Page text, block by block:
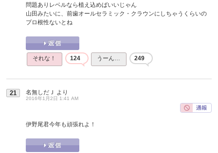
問題ありレベルなら植え込めばいいじゃん
山田みたいに、前歯オールセラミック・クラウンにしちゃうくらいの
プロ根性ないとね
それな！ 124 うーん… 249
21 名無しだＪ より
2016年1月2日 1:41 AM
伊野尾君今年も頑張れよ！